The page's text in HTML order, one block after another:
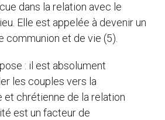
dans la relation avec le
Elle est appelée à devenir un
communion et de vie (5).
: il est absolument
les couples vers la
et chrétienne de la relation
est un facteur de